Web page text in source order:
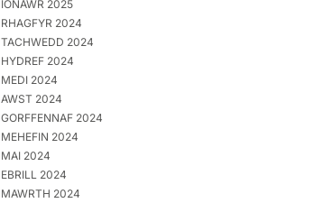
IONAWR 2025
RHAGFYR 2024
TACHWEDD 2024
HYDREF 2024
MEDI 2024
AWST 2024
GORFFENNAF 2024
MEHEFIN 2024
MAI 2024
EBRILL 2024
MAWRTH 2024